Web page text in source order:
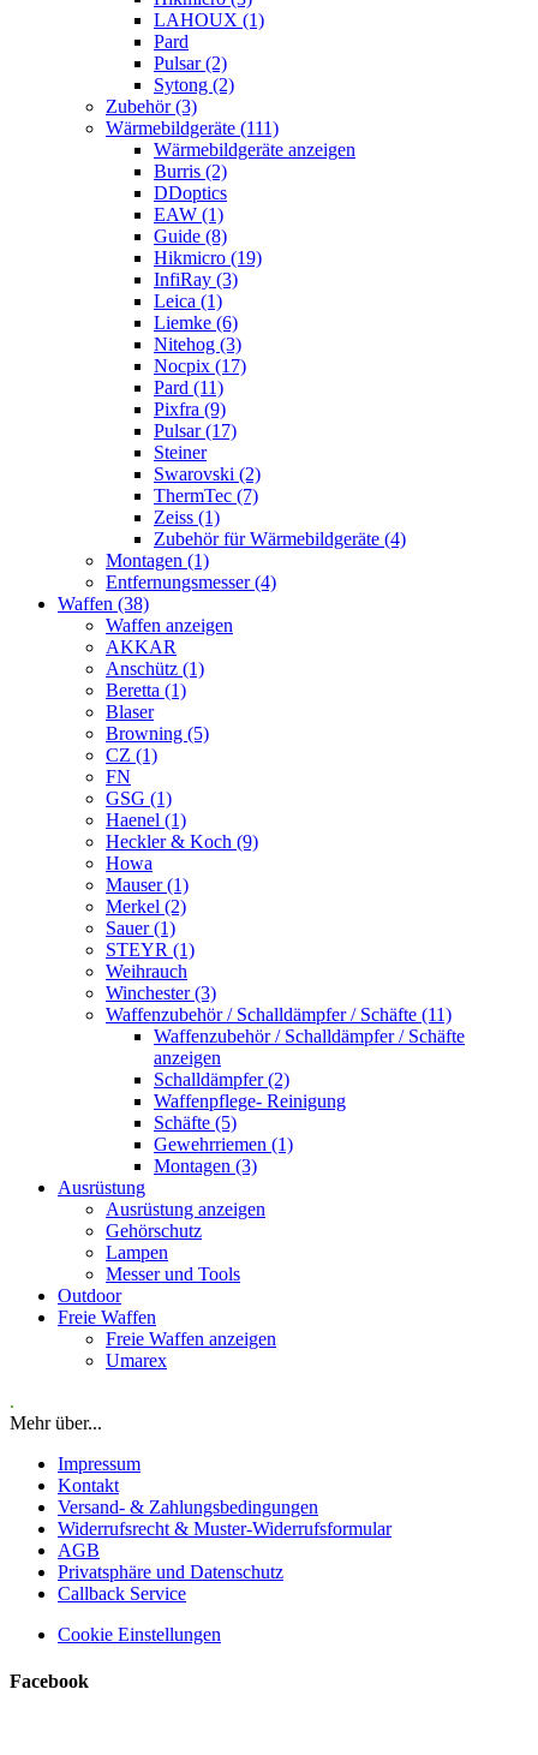
LAHOUX (1)
Pard
Pulsar (2)
Sytong (2)
Zubehör (3)
Wärmebildgeräte (111)
Wärmebildgeräte anzeigen
Burris (2)
DDoptics
EAW (1)
Guide (8)
Hikmicro (19)
InfiRay (3)
Leica (1)
Liemke (6)
Nitehog (3)
Nocpix (17)
Pard (11)
Pixfra (9)
Pulsar (17)
Steiner
Swarovski (2)
ThermTec (7)
Zeiss (1)
Zubehör für Wärmebildgeräte (4)
Montagen (1)
Entfernungsmesser (4)
Waffen (38)
Waffen anzeigen
AKKAR
Anschütz (1)
Beretta (1)
Blaser
Browning (5)
CZ (1)
FN
GSG (1)
Haenel (1)
Heckler & Koch (9)
Howa
Mauser (1)
Merkel (2)
Sauer (1)
STEYR (1)
Weihrauch
Winchester (3)
Waffenzubehör / Schalldämpfer / Schäfte (11)
Waffenzubehör / Schalldämpfer / Schäfte
anzeigen
Schalldämpfer (2)
Waffenpflege- Reinigung
Schäfte (5)
Gewehrriemen (1)
Montagen (3)
Ausrüstung
Ausrüstung anzeigen
Gehörschutz
Lampen
Messer und Tools
Outdoor
Freie Waffen
Freie Waffen anzeigen
Umarex
.
Mehr über...
Impressum
Kontakt
Versand- & Zahlungsbedingungen
Widerrufsrecht & Muster-Widerrufsformular
AGB
Privatsphäre und Datenschutz
Callback Service
Cookie Einstellungen
Facebook